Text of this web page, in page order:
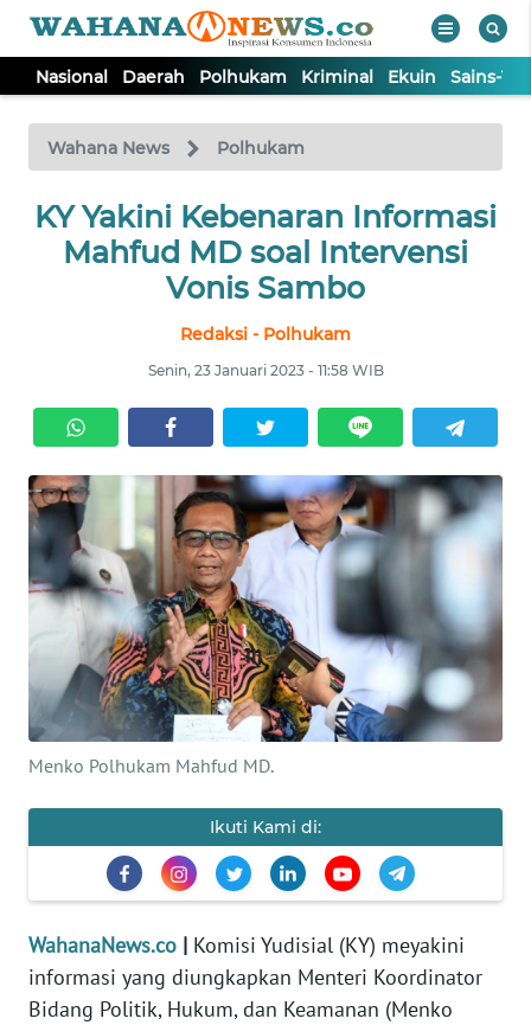
Nasional Daerah Polhukam Kriminal Ekuin Sains-
Wahana News Polhukam
KY Yakini Kebenaran Informasi
Mahfud MD soal Intervensi
Vonis Sambo
Redaksi - Polhukam
Senin, 23 Januari 2023 - 11:58 WIB
Menko Polhukam Mahfud MD.
Ikuti Kami di:
WahanaNews.co | Komisi Yudisial (KY) meyakini
informasi yang diungkapkan Menteri Koordinator
Bidang Politik, Hukum, dan Keamanan (Menko
TV
Tutup
NASIONAL
KRIMINAL
EKUIN
SAINS-TEKNO
KESEHATAN
INTERNASIONAL
SERBA-SERBI
PENDIDIKAN
OLAHRAGA
OPINI
EDITORIAL